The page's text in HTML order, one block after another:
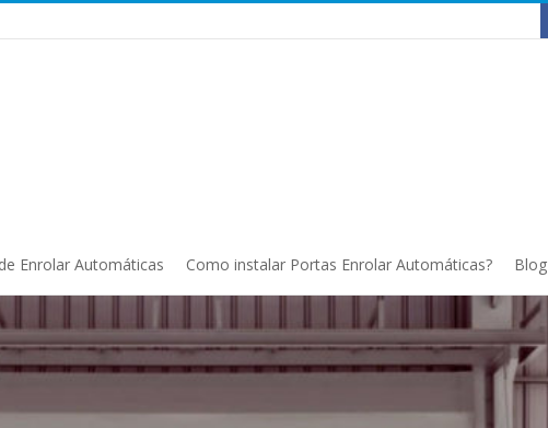
Enrolar Automáticas Como instalar Portas Enrolar Automáticas? Blog